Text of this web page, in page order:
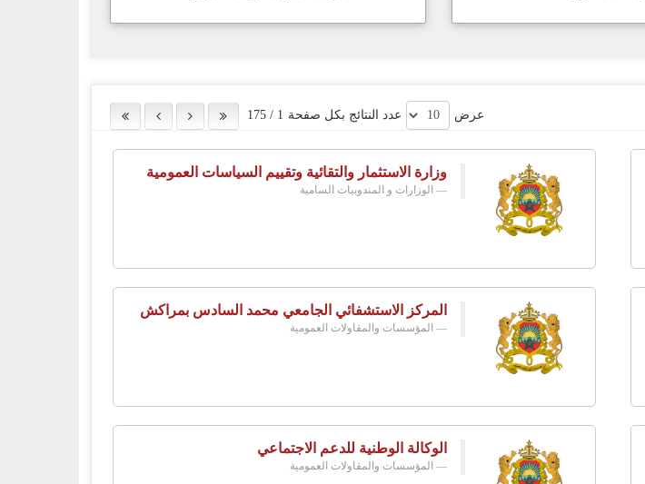
عرض عدد النتائج بكل صفحة 1
/
175
وزارة الاستثمار والتقائية وتقييم السياسات العمومية
الوزارات و المندوبيات السامية
المركز الاستشفائي الجامعي محمد السادس بمراكش
المؤسسات والمقاولات العمومية
الوكالة الوطنية للدعم الاجتماعي
المؤسسات والمقاولات العمومية